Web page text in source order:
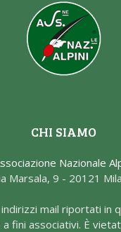
CHI SIAMO
Nazionale
Marsala, 9 - 20121
mail riportati in
fini associativi. È